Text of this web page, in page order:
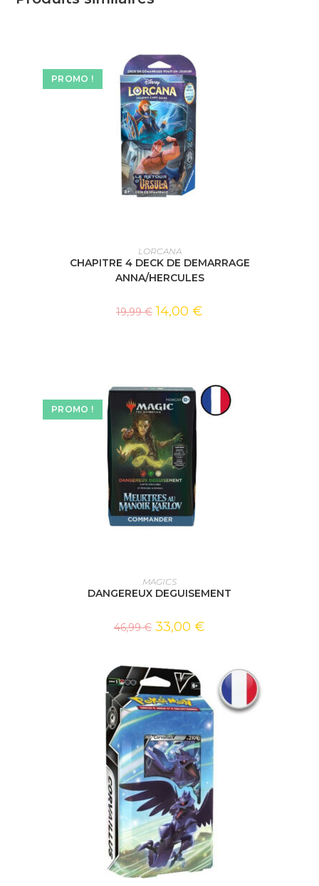
PROMO !
AJOUTER AU PANIER
LORCANA
CHAPITRE 4 DECK DE DEMARRAGE
ANNA/HERCULES
19,99€ 14,00 €
PROMO !
AJOUTER AU PANIER
MAGICS
DANGEREUX DEGUISEMENT
46,99€ 33,00 €